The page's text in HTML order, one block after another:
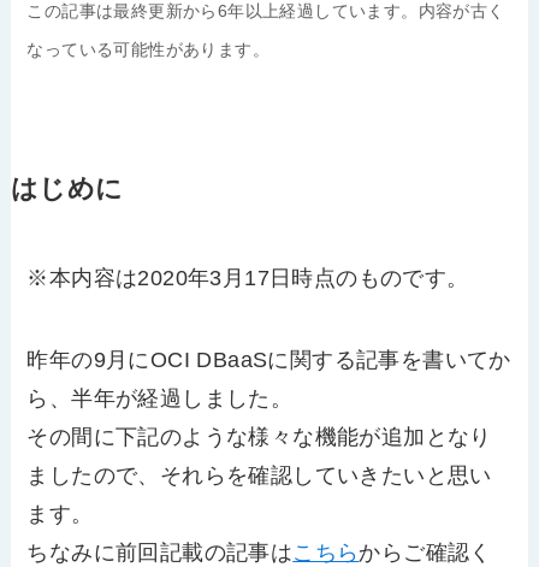
この記事は最終更新から6年以上経過しています。内容が古く
なっている可能性があります。
はじめに
※本内容は2020年3月17日時点のものです。
昨年の9月にOCI DBaaSに関する記事を書いてか
ら、半年が経過しました。
その間に下記のような様々な機能が追加となり
ましたので、それらを確認していきたいと思い
ます。
ちなみに前回記載の記事はこちら からご確認く